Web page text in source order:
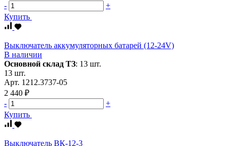
-
+
Купить
Выключатель аккумуляторных батарей (12-24V)
В наличии
Основной склад ТЗ: 13 шт.
13 шт.
Арт. 1212.3737-05
2 440 ₽
-
+
Купить
Выключатель ВК-12-3